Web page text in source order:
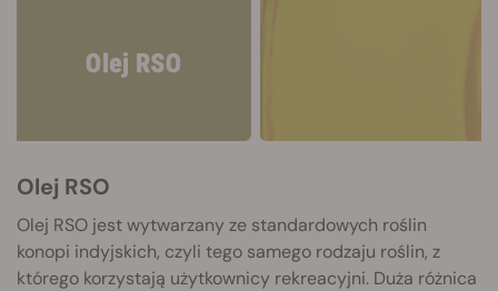
Olej RSO
Olej RSO jest wytwarzany ze standardowych roślin
konopi indyjskich, czyli tego samego rodzaju roślin, z
którego korzystają użytkownicy rekreacyjni. Duża różnica